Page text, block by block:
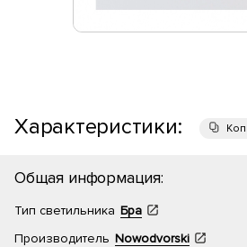
Характеристики:
Общая информация:
Тип светильника Бра
Производитель Nowodvorski